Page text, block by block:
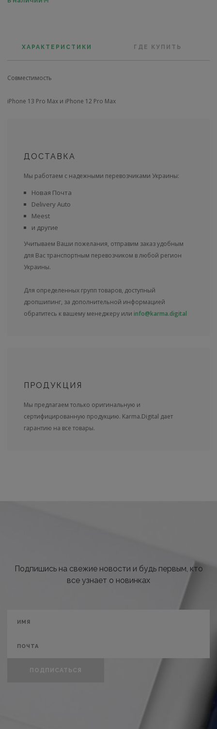
ХАРАКТЕРИСТИКИ ГДЕ КУПИТЬ
Совместимость
iPhone 13 Pro Max и iPhone 12 Pro Max
ДОСТАВКА
Мы работаем с надежными перевозчиками Украины:
Новая Почта
Delivery Auto
Meest
и другие
Учитываем Ваши пожелания, отправим заказ удобным
для Вас транспортным перевозчиком в любой регион
Украины.
Для определенных групп товаров, доступный
дропшипинг, за дополнительной информацией
обратитесь к вашему менеджеру или info@karma.digital
ПРОДУКЦИЯ
Мы предлагаем только оригинальную и
сертифицированную продукцию. Karma.Digital дает
гарантию на все товары.
Подпишись на свежие новости и будь первым, кто
все узнает о новинках
ПОДПИСАТЬСЯ